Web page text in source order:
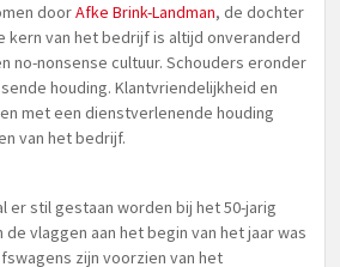
doorAfke Brink-Landman, de dochter
kern van het bedrijf is altijd onveranderd
no-nonsense cultuur. Schouders eronder
houding. Klantvriendelijkheid en
met een dienstverlenende houding
van het bedrijf.
er stil gestaan worden bij het 50-jarig
de vlaggen aan het begin van het jaar was
zijn voorzien van het